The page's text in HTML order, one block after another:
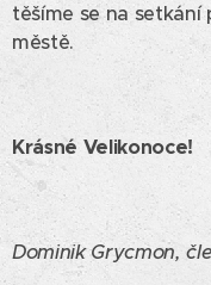
těšíme se na setkání
městě.
Krásné Velikonoce!
Dominik Grycmon,